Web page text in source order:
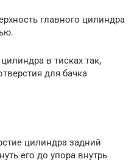
главного цилиндра
в тисках так,
для бачка
цилиндра задний
его до упора внутрь